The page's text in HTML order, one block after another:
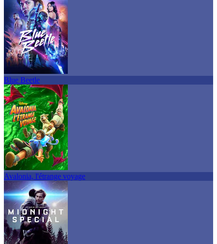
Blue Beetle
Avalonia, l'étrange voyage